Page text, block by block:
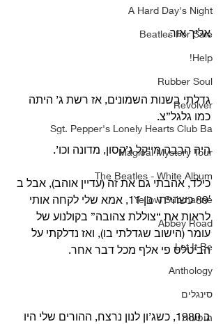
A Hard Day's Night
Beatles For Sale
Help!
Rubber Soul
Revolver
Sgt. Pepper's Lonely Hearts Club Ba
Magical Mystery Tour
The Beatles - White Album
Yellow Submarine
Abbey Road
Let It Be
Anthology
סינגלים
הופעות
אליך אור.
גדלתי בשנות השמונים, אז רשת ג’ היתה
כמו גלגל”צ.
היה הרבה מייקל ג’קסון, מדונה וכו’.
כילד, אהבתי גם את זה (עדיין אוהב), אבל ב
89′ כשהייתי בן 11, אמא שלי לקחה אותי
לראות את “צוללת צהובה” בקולנוע של
עומר (הישוב שגדלתי בו), ואז נדלקתי על
הביטלס פי אלף מכל דבר אחר.
ב 1980, כשג’ון לנון נרצח, ההורים שלי היו